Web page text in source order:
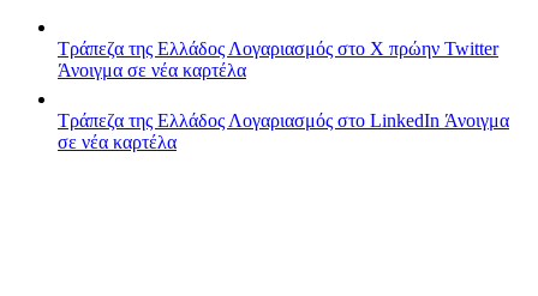
Τράπεζα της Ελλάδος Λογαριασμός στο X πρώην Twitter
Άνοιγμα σε νέα καρτέλα
Τράπεζα της Ελλάδος Λογαριασμός στο LinkedIn Άνοιγμα
σε νέα καρτέλα